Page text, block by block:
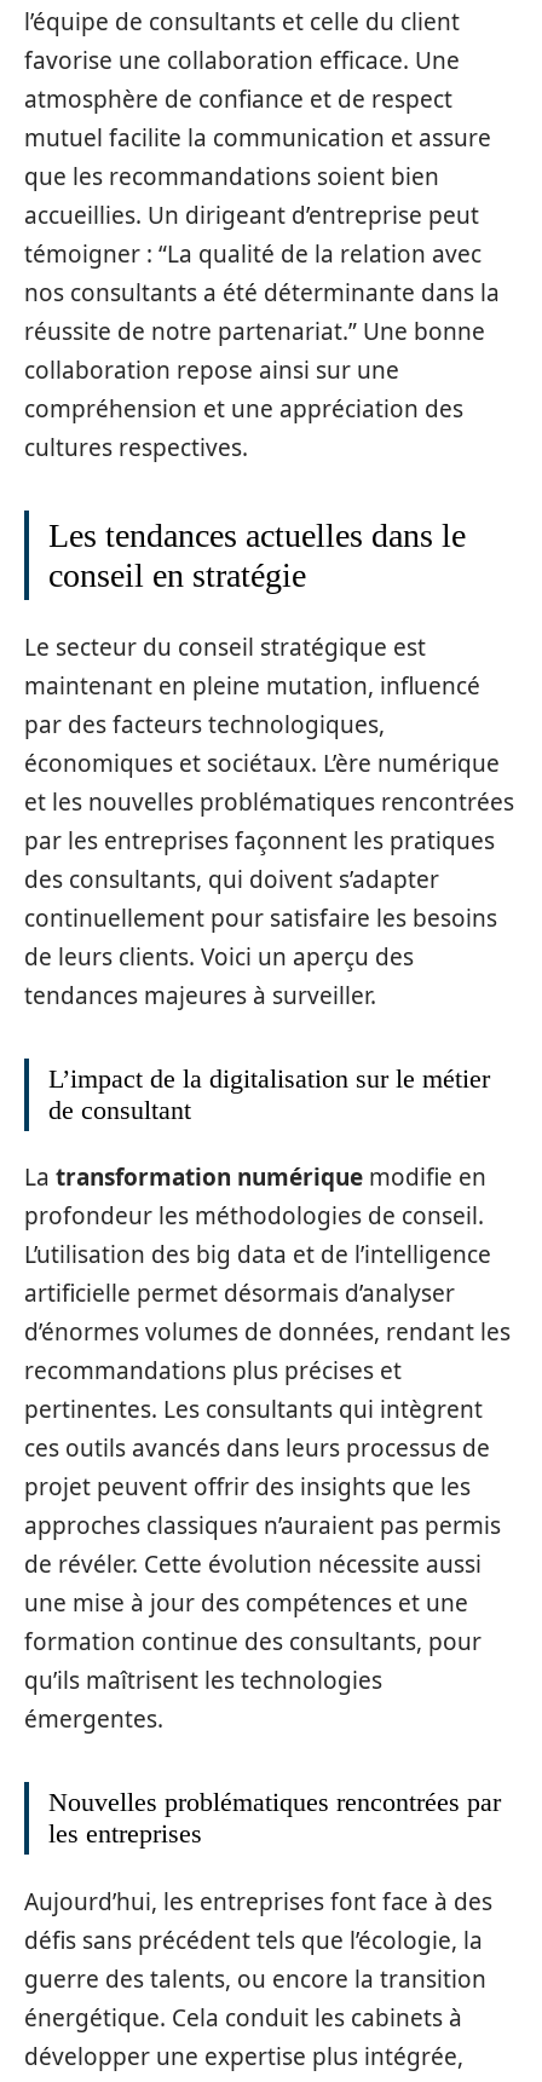
l’équipe de consultants et celle du client
favorise une collaboration efficace. Une
atmosphère de confiance et de respect
mutuel facilite la communication et assure
que les recommandations soient bien
accueillies. Un dirigeant d’entreprise peut
témoigner : “La qualité de la relation avec
nos consultants a été déterminante dans la
réussite de notre partenariat.” Une bonne
collaboration repose ainsi sur une
compréhension et une appréciation des
cultures respectives.
Les tendances actuelles dans le
conseil en stratégie
Le secteur du conseil stratégique est
maintenant en pleine mutation, influencé
par des facteurs technologiques,
économiques et sociétaux. L’ère numérique
et les nouvelles problématiques rencontrées
par les entreprises façonnent les pratiques
des consultants, qui doivent s’adapter
continuellement pour satisfaire les besoins
de leurs clients. Voici un aperçu des
tendances majeures à surveiller.
L’impact de la digitalisation sur le métier
de consultant
La transformation numérique modifie en
profondeur les méthodologies de conseil.
L’utilisation des big data et de l’intelligence
artificielle permet désormais d’analyser
d’énormes volumes de données, rendant les
recommandations plus précises et
pertinentes. Les consultants qui intègrent
ces outils avancés dans leurs processus de
projet peuvent offrir des insights que les
approches classiques n’auraient pas permis
de révéler. Cette évolution nécessite aussi
une mise à jour des compétences et une
formation continue des consultants, pour
qu’ils maîtrisent les technologies
émergentes.
Nouvelles problématiques rencontrées par
les entreprises
Aujourd’hui, les entreprises font face à des
défis sans précédent tels que l’écologie, la
guerre des talents, ou encore la transition
énergétique. Cela conduit les cabinets à
développer une expertise plus intégrée,